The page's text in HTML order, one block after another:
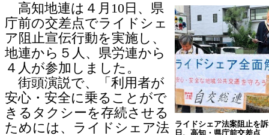
ライドシェア法案阻止を
日、高知・県庁前交差点
高知地連は４月10日、県
庁前の交差点でライドシェ
ア阻止宣伝行動を実施し、
地連から５人、県労連から
４人が参加しました。
街頭演説で、「利用者が
安心・安全に乗ることがで
きるタクシーを存続させる
ためには、ライドシェア法